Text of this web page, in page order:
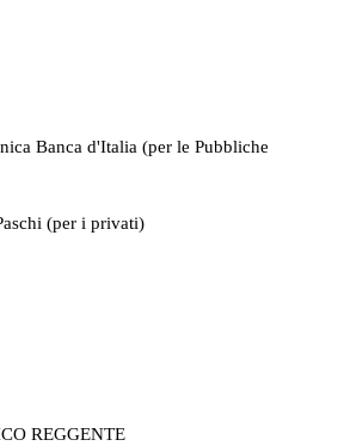
Banca d'Italia (per le Pubbliche
(per i privati)
REGGENTE